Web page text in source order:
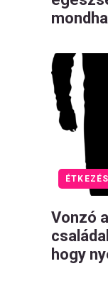
ÉTKEZÉS
Vonzó
hogy